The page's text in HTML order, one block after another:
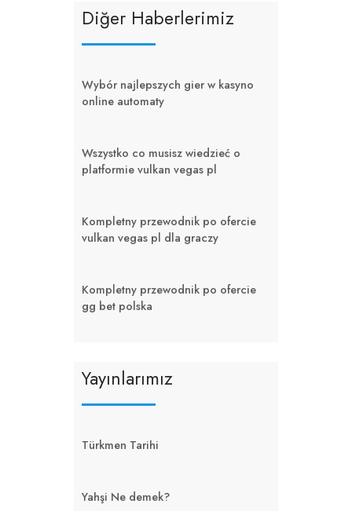
Diğer Haberlerimiz
Wybór najlepszych gier w kasyno
online automaty
Wszystko co musisz wiedzieć o
platformie vulkan vegas pl
Kompletny przewodnik po ofercie
vulkan vegas pl dla graczy
Kompletny przewodnik po ofercie
gg bet polska
Yayınlarımız
Türkmen Tarihi
Yahşi Ne demek?